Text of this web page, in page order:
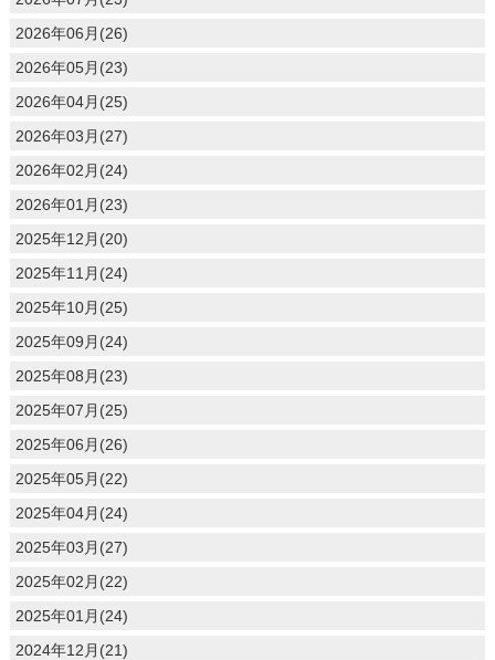
2026年06月(26)
2026年05月(23)
2026年04月(25)
2026年03月(27)
2026年02月(24)
2026年01月(23)
2025年12月(20)
2025年11月(24)
2025年10月(25)
2025年09月(24)
2025年08月(23)
2025年07月(25)
2025年06月(26)
2025年05月(22)
2025年04月(24)
2025年03月(27)
2025年02月(22)
2025年01月(24)
2024年12月(21)